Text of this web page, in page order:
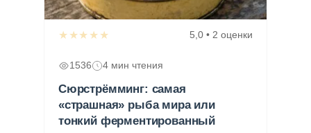
★★★★★ 5,0 • 2 оценки
1536 4 мин чтения
Сюрстрёмминг: самая
«страшная» рыба мира или
тонкий ферментированный